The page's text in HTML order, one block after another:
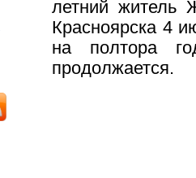
летний житель
Красноярска 4
на полтора
продолжается.